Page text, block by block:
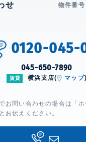
クローゼット、 オー
、 ICカードキー採用
ム)採用。※2016年7月
構造、 エレベーター
談（要確認）、 ペット
イラウンジ、 スポー
サービス、 コンシェ
せ 物件番号
0120-045-
045-650-7890
賃貸 横浜支店( マップ)
お問い合わせの場合は「ホ
お伝えください。